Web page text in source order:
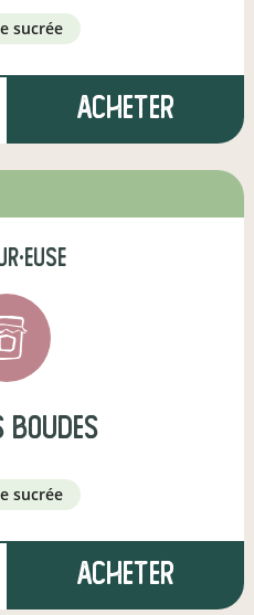
sucrée
Acheter
sucrée
Acheter